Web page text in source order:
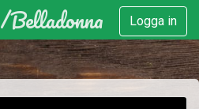
/Belladonna Logga in